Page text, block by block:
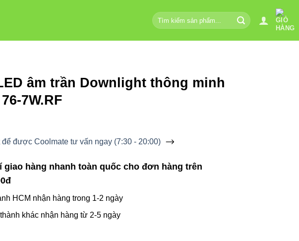
Tìm
kiếm:
âm trần Downlight thông minh
7W.RF
để được Coolmate tư vấn ngay (7:30 - 20:00)
giao hàng nhanh toàn quốc cho đơn hàng trên
HCM nhận hàng trong 1-2 ngày
khác nhận hàng từ 2-5 ngày